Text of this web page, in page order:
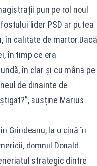
pun pe rol noul
lider PSD ar putea
în calitate de martor.Dacă
în timp ce era
în clar și cu mâna pe
de dinainte de
susține Marius
Grindeanu, la o cină în
domnul Donald
strategic dintre